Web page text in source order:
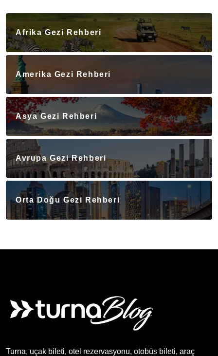
Afrika Gezi Rehberi
Amerika Gezi Rehberi
Asya Gezi Rehberi
Avrupa Gezi Rehberi
Orta Doğu Gezi Rehberi
Turna, uçak bileti, otel rezervasyonu, otobüs bileti, araç